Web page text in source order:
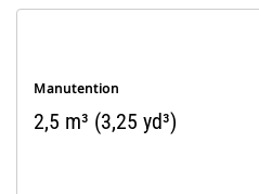
Manutention
2,5 m³ (3,25 yd³)